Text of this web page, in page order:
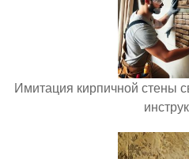
Имитация кирпичной стены